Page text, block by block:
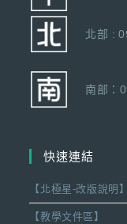
北部 :
南部：
快速連結
【北極星-改版說明】
【教學文件區】